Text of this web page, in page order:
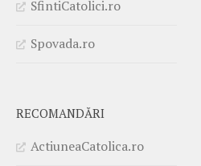
SfintiCatolici.ro
Spovada.ro
RECOMANDĂRI
ActiuneaCatolica.ro